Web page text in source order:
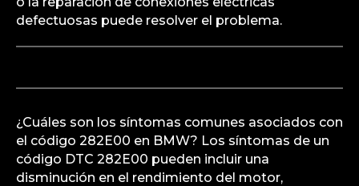
defectuosas puede resolver el problema.
¿Cuáles son los síntomas comunes asociados con
el código 282E00 en BMW? Los síntomas de un
código DTC 282E00 pueden incluir una
disminución en el rendimiento del motor,